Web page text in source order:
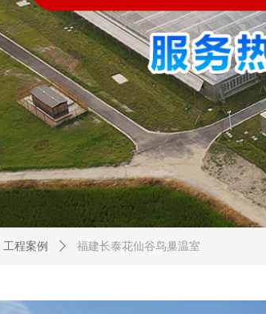
工程案例 ꄲ 福建长泰花仙谷鸟巢温室